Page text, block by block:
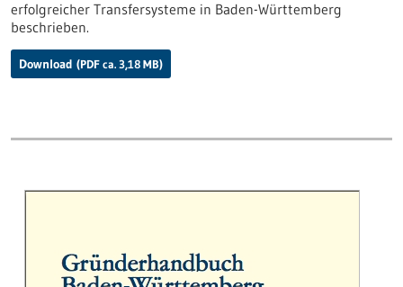
erfolgreicher Transfersysteme in Baden-Württemberg
beschrieben.
Download (PDF ca. 3,18 MB)